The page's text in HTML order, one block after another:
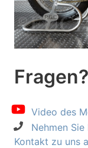
Fragen?
Video des
Nehmen
Kontakt zu uns